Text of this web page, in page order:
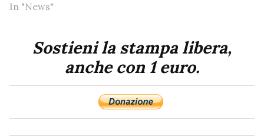
In "News"
Sostieni la stampa libera,
anche con 1 euro.